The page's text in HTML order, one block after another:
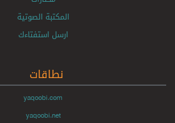
المكتبة الصوتية
ارسل استفتاءك
نطاقات
yaqoobi.com
yaqoobi.net